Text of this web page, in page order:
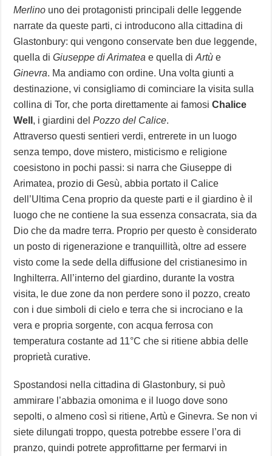
Merlino uno dei protagonisti principali delle leggende
narrate da queste parti, ci introducono alla cittadina di
Glastonbury: qui vengono conservate ben due leggende,
quella diGiuseppe di Arimatea e quella diArtù e
Ginevra. Ma andiamo con ordine. Una volta giunti a
destinazione, vi consigliamo di cominciare la visita sulla
collina di Tor, che porta direttamente ai famosiChalice
Well , i giardini delPozzo del Calice.
Attraverso questi sentieri verdi, entrerete in un luogo
senza tempo, dove mistero, misticismo e religione
coesistono in pochi passi: si narra che Giuseppe di
Arimatea, prozio di Gesù, abbia portato il Calice
dell’Ultima Cena proprio da queste parti e il giardino è il
luogo che ne contiene la sua essenza consacrata, sia da
Dio che da madre terra. Proprio per questo è considerato
un posto di rigenerazione e tranquillità, oltre ad essere
visto come la sede della diffusione del cristianesimo in
Inghilterra. All’interno del giardino, durante la vostra
visita, le due zone da non perdere sono il pozzo, creato
con i due simboli di cielo e terra che si incrociano e la
vera e propria sorgente, con acqua ferrosa con
temperatura costante ad 11°C che si ritiene abbia delle
proprietà curative.
Spostandosi nella cittadina di Glastonbury, si può
ammirare l’abbazia omonima e il luogo dove sono
sepolti, o almeno così si ritiene, Artù e Ginevra. Se non vi
siete dilungati troppo, questa potrebbe essere l’ora di
pranzo, quindi potrete approfittarne per fermarvi in